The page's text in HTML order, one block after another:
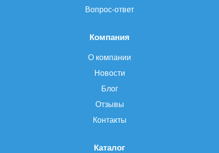
Каталог
Компания
О компании
Новости
Блог
Отзывы
Контакты
Вопрос-ответ